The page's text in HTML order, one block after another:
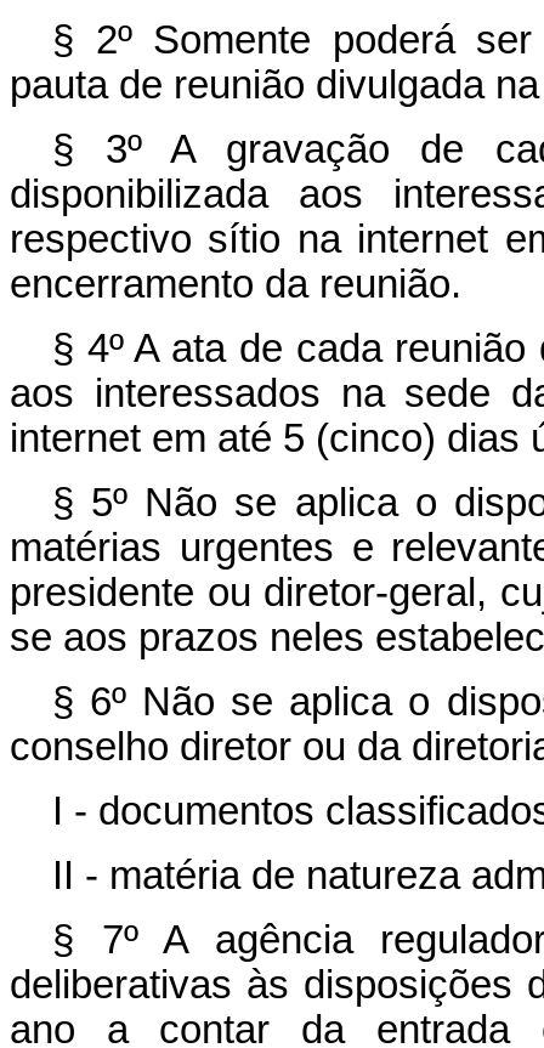
§ 2º Somente poderá
pauta de reunião divulgada
§ 3º A gravação de
disponibilizada aos
respectivo sítio na internet
encerramento da reunião.
§ 4º A ata de cada
aos interessados na sede
internet em até 5 (cinco) dias
§ 5º Não se aplica o
matérias urgentes e
presidente ou diretor-geral,
se aos prazos neles
§ 6º Não se aplica o
conselho diretor ou da
I - documentos
II - matéria de natureza
§ 7º A agência
deliberativas às disposições
ano a contar da